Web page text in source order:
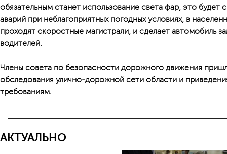
обязательным станет использование света фар, это
аварий при неблагоприятных погодных условиях, в
проходят скоростные магистрали, и сделает автомобиль
водителей.
Члены совета по безопасности дорожного движения
обследования улично-дорожной сети области и
требованиям.
АКТУАЛЬНО